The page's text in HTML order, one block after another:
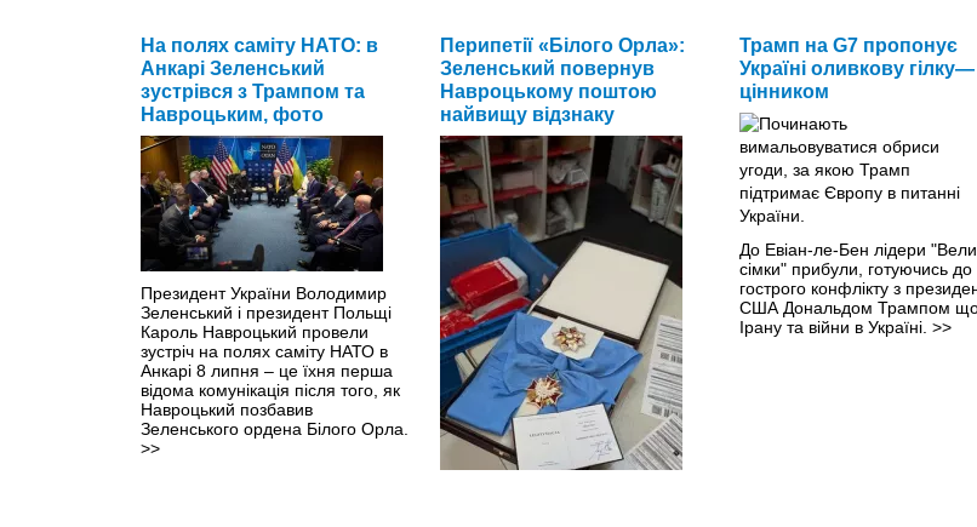
На полях саміту НАТО: в
Анкарі Зеленський
зустрівся з Трампом та
Навроцьким, фото
Президент України Володимир
Зеленський і президент Польщі
Кароль Навроцький провели
зустріч на полях саміту НАТО в
Анкарі 8 липня – це їхня перша
відома комунікація після того, як
Навроцький позбавив
Зеленського ордена Білого Орла.
>>
Перипетії «Білого Орла»:
Зеленський повернув
Навроцькому поштою
найвищу відзнаку
Трамп на G7 пропонує
Україні оливкову гілку—
цінником
До Евіан-ле-Бен лідери
сімки" прибули, готуючись до
гострого конфлікту з
США Дональдом Трампом
Ірану та війни в Україні. >>